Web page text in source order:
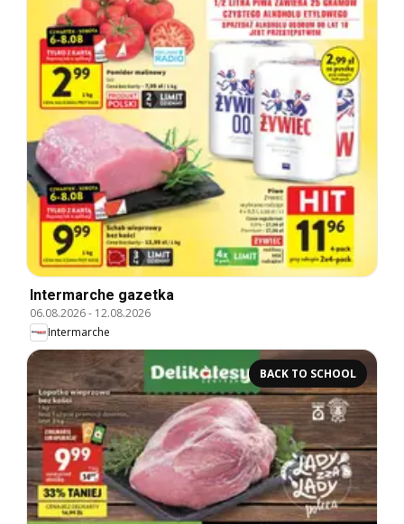
Intermarche gazetka
06.08.2026- 12.08.2026
Intermarche
BACK TO SCHOOL